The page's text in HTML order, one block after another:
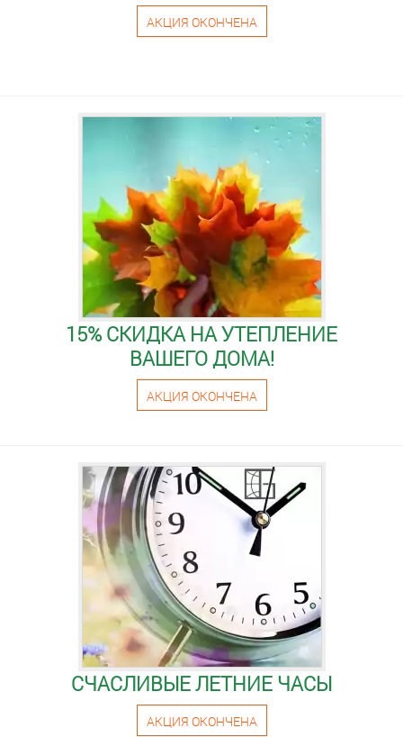
АКЦИЯ ОКОНЧЕНА
15% СКИДКА НА УТЕПЛЕНИЕ
ВАШЕГО ДОМА!
АКЦИЯ ОКОНЧЕНА
СЧАСЛИВЫЕ ЛЕТНИЕ ЧАСЫ
АКЦИЯ ОКОНЧЕНА